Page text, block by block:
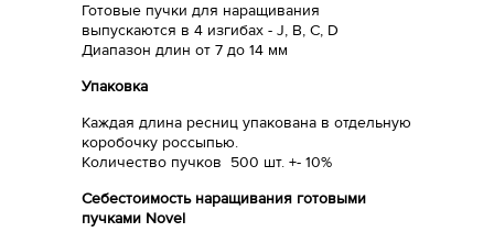
Готовые пучки для наращивания
выпускаются в 4 изгибах - J, B, C, D
Диапазон длин от 7 до 14 мм
Упаковка
Каждая длина ресниц упакована в отдельную
коробочку россыпью.
Количество пучков 500 шт. +- 10%
Себестоимость наращивания готовыми
пучками Novel